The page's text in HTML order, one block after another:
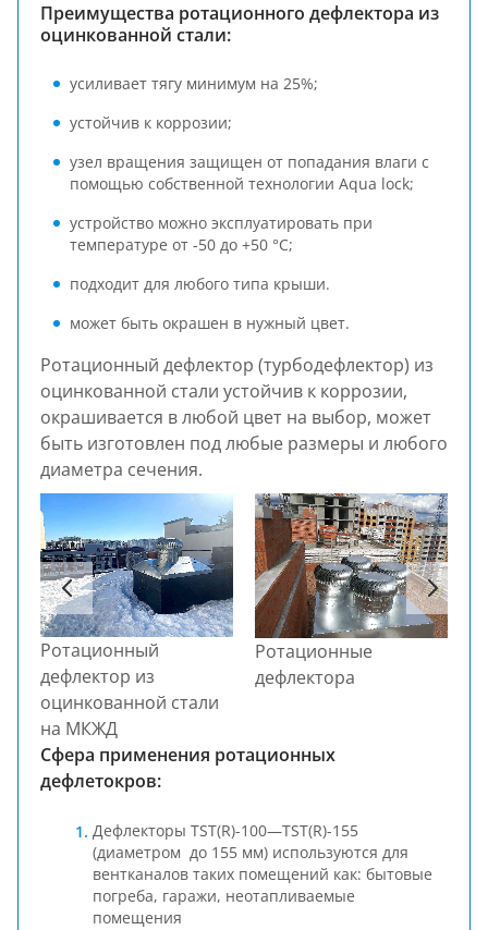
Преимущества ротационного дефлектора из
оцинкованной стали:
усиливает тягу минимум на 25%;
устойчив к коррозии;
узел вращения защищен от попадания влаги с
помощью собственной технологии Aqua lock;
устройство можно эксплуатировать при
температуре от -50 до +50 °С;
подходит для любого типа крыши.
может быть окрашен в нужный цвет.
Ротационный дефлектор (турбодефлектор) из
оцинкованной стали устойчив к коррозии,
окрашивается в любой цвет на выбор, может
быть изготовлен под любые размеры и любого
диаметра сечения.
Ротационный
дефлектор из
оцинкованной стали
на МКЖД
Ротационные
дефлектора
Сфера применения ротационных
дефлетокров:
Дефлекторы TST(R)-100—TST(R)-155
(диаметром до 155 мм) используются для
вентканалов таких помещений как: бытовые
погреба, гаражи, неотапливаемые
помещения